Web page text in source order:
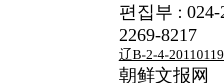
편집부 :
2269-8217
辽B-2-4-
朝鲜文报网